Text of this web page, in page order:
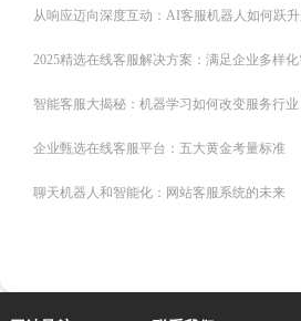
从响应迈向深度互动：AI客服机器人如何跃
2025精选在线客服解决方案：满足企业多样化
智能客服大揭秘：机器学习如何改变服务行业
企业甄选在线客服平台：五大黄金考量标准
聊天机器人和智能化：网站客服系统的未来